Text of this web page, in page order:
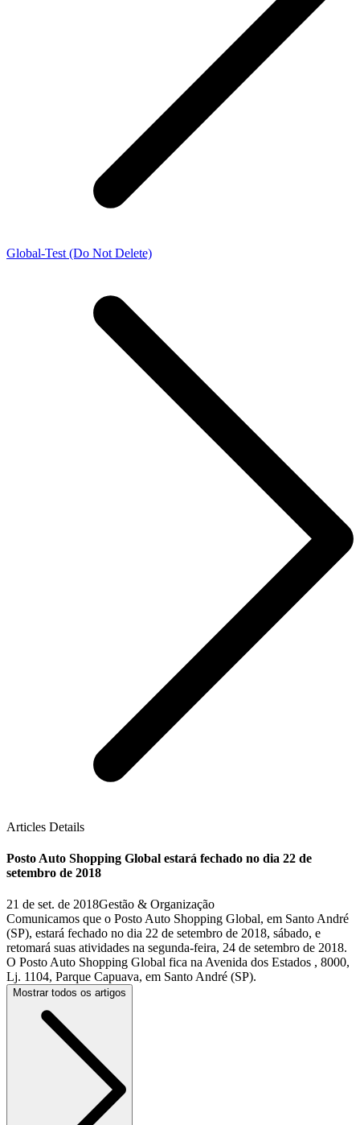
Global-Test (Do Not Delete)
Articles Details
Posto Auto Shopping Global estará fechado no dia 22 de
setembro de 2018
21 de set. de 2018Gestão & Organização
Comunicamos que o Posto Auto Shopping Global, em Santo André
(SP), estará fechado no dia 22 de setembro de 2018, sábado, e
retomará suas atividades na segunda-feira, 24 de setembro de 2018.
O Posto Auto Shopping Global fica na Avenida dos Estados , 8000,
Lj. 1104, Parque Capuava, em Santo André (SP).
Mostrar todos os artigos